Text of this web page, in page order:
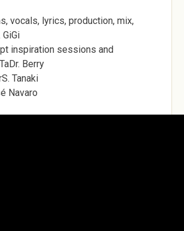
vocals, lyrics, production, mix,
inspiration sessions and
Berry
Tanaki
Navaro